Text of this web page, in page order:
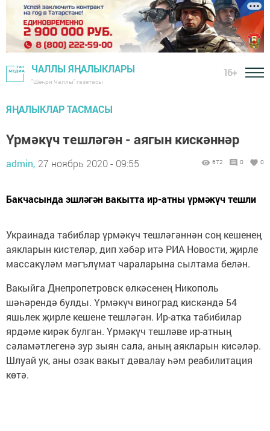
ЧАЛЛЫ ЯҢАЛЫКЛАРЫ
"Шәһри Чаллы" газетасы
16+
ЯҢАЛЫКЛАР ТАСМАСЫ
Үрмәкүч тешләгән - аягын кискәннәр
admin, 27 ноябрь 2020 - 09:55 672 0 0
Бакчасында эшләгән вакытта ир-атны үрмәкүч тешли
Украинада табиблар үрмәкүч тешләгәннән соң кешенең
аякларын кистеләр, дип хәбәр итә РИА Новости, җирле
массакүләм мәгълүмат чараларына сылтама белән.
Вакыйга Днепропетровск өлкәсенең Никополь
шәһәрендә булды. Үрмәкүч виноград кискәндә 54
яшьлек җирле кешене тешләгән. Ир-атка табибилар
ярдәме кирәк булган. Үрмәкүч тешләве ир-атның
сәламәтлегенә зур зыян сала, аның аякларын кисәләр.
Шлуай ук, аны озак вакыт дәвалау һәм реабилитация
көтә.